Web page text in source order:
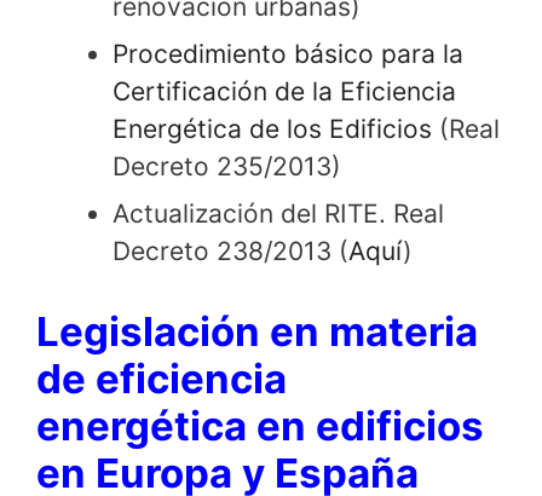
renovación urbanas)
Procedimiento básico para la
Certificación de la Eficiencia
Energética de los Edificios (Real
Decreto 235/2013)
Actualización del RITE. Real
Decreto 238/2013 (Aquí)
Legislación en materia
de eficiencia
energética en edificios
en Europa y España